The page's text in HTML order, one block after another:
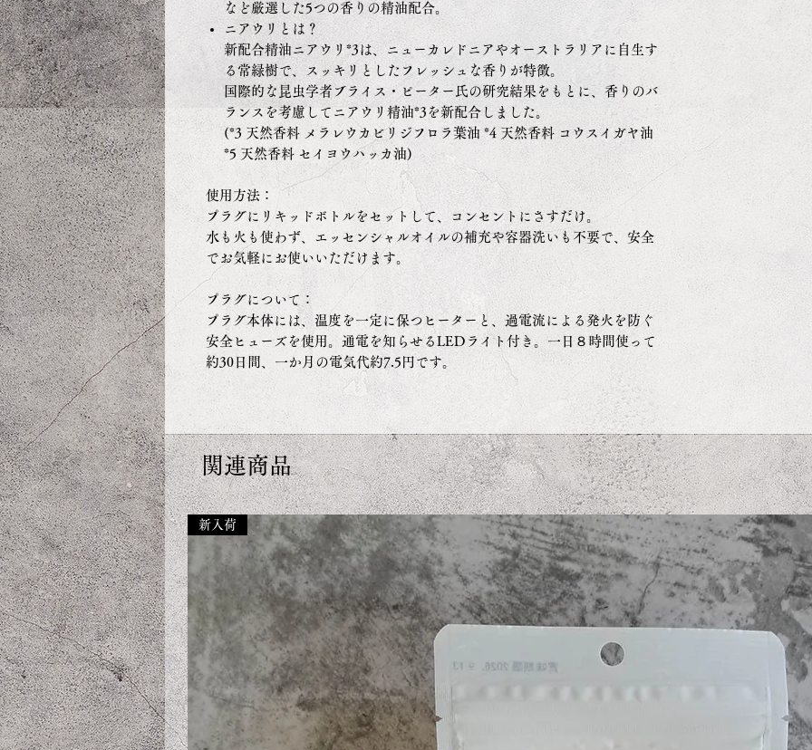
など厳選した5つの香りの精油配合。
ニアウリとは？
新配合精油ニアウリ*3は、ニューカレドニアやオーストラリアに自生す
る常緑樹で、スッキリとしたフレッシュな香りが特徴。
国際的な昆虫学者ブライス・ピーター氏の研究結果をもとに、香りのバ
ランスを考慮してニアウリ精油*3を新配合しました。
(*3 天然香料 メラレウカビリジフロラ葉油 *4 天然香料 コウスイガヤ油
*5 天然香料 セイヨウハッカ油)
使用方法：
プラグにリキッドボトルをセットして、コンセントにさすだけ。
水も火も使わず、エッセンシャルオイルの補充や容器洗いも不要で、安全
でお気軽にお使いいただけます。
プラグについて：
プラグ本体には、温度を一定に保つヒーターと、過電流による発火を防ぐ
安全ヒューズを使用。通電を知らせるLEDライト付き。一日８時間使って
約30日間、一か月の電気代約7.5円です。
関連商品
新入荷